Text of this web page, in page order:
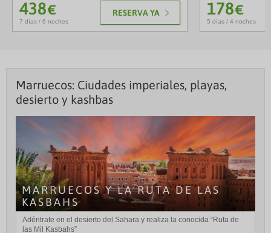
438€
7 días / 6 noches
RESERVA YA 178€
5 días / 4 noches
Marruecos: Ciudades imperiales, playas,
desierto y kashbas
MARRUECOS Y LA RUTA DE LAS
KASBAHS
Adéntrate en el desierto del Sahara y realiza la conocida “Ruta de
las Mil Kasbahs”